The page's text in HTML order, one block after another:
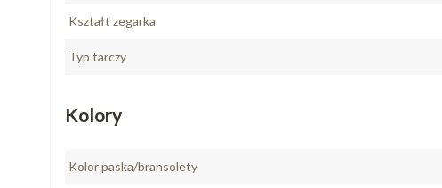
Kształt zegarka
Typ tarczy
Kolory
Kolor paska/bransolety